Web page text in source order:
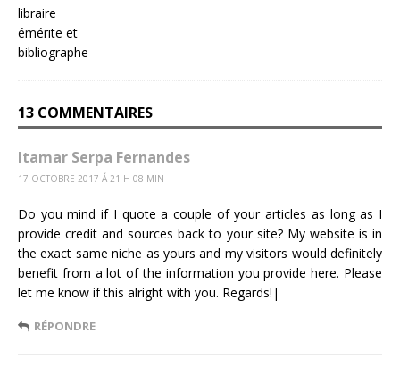
13 COMMENTAIRES
Itamar Serpa Fernandes
17 OCTOBRE 2017 Á 21 H 08 MIN
Do you mind if I quote a couple of your articles as long as I
provide credit and sources back to your site? My website is in
the exact same niche as yours and my visitors would definitely
benefit from a lot of the information you provide here. Please
let me know if this alright with you. Regards!|
RÉPONDRE